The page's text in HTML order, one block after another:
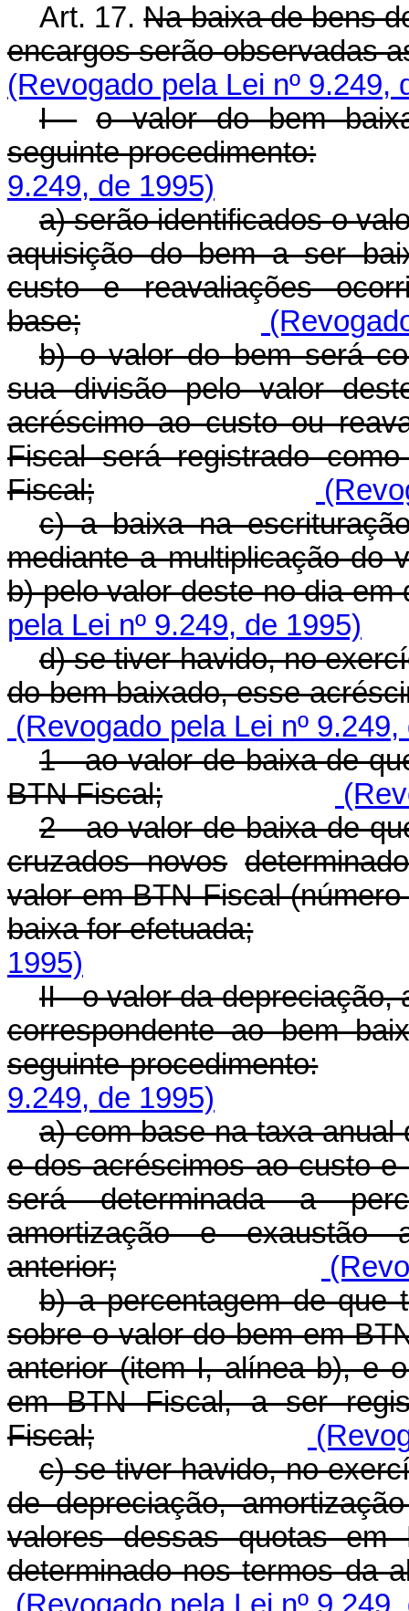
Art. 17.Na baixa de bens
encargos serão observadas
(Revogado pela Lei nº 9.249,
I - o valor do bem
seguinte procedimento:
9.249, de 1995)
a) serão identificados o
aquisição do bem a ser
custo e reavaliações
base;
b) o valor do bem será
sua divisão pelo valor
acréscimo ao custo ou
Fiscal será registrado
Fiscal;
c) a baixa na
mediante a multiplicação do
b) pelo valor deste no dia em
pela Lei nº 9.249, de 1995)
d) se tiver havido, no
do bem baixado, esse
(Revogado pela Lei nº
1 - ao valor de baixa de
BTN Fiscal;
2 - ao valor de baixa de
cruzados novos
valor em BTN Fiscal
baixa for efetuada;
1995)
II - o valor da depreciação,
correspondente ao bem
seguinte procedimento:
9.249, de 1995)
a) com base na taxa anual
e dos acréscimos ao custo
será determinada a
amortização e exaustão
anterior;
b) a percentagem de que
sobre o valor do bem em
anterior (item I, alínea b), e
em BTN Fiscal, a ser
Fiscal;
c) se tiver havido, no
de depreciação,
valores dessas quotas em
determinado nos termos da